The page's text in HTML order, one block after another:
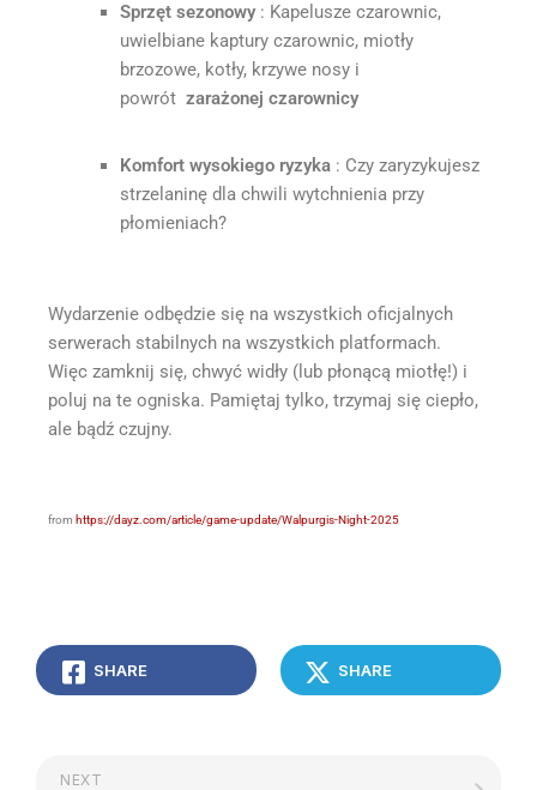
Sprzęt sezonowy: Kapelusze czarownic,
uwielbiane kaptury czarownic, miotły
brzozowe, kotły, krzywe nosy i
powrót zarażonej czarownicy
Komfort wysokiego ryzyka : Czy zaryzykujesz
strzelaninę dla chwili wytchnienia przy
płomieniach?
Wydarzenie odbędzie się na wszystkich oficjalnych
serwerach stabilnych na wszystkich platformach.
Więc zamknij się, chwyć widły (lub płonącą miotłę!) i
poluj na te ogniska. Pamiętaj tylko, trzymaj się ciepło,
ale bądź czujny.
from https://dayz.com/article/game-update/Walpurgis-Night-2025
SHARE SHARE
NEXT